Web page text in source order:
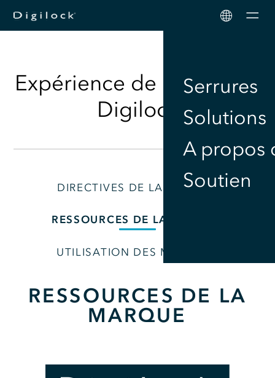
Serrures
Solutions
A propos
Soutien
Expérience de la marque
Digilock
DIRECTIVES DE LA MARQUE
RESSOURCES DE LA MARQUE
UTILISATION DES MARQUES
RESSOURCES DE LA
MARQUE